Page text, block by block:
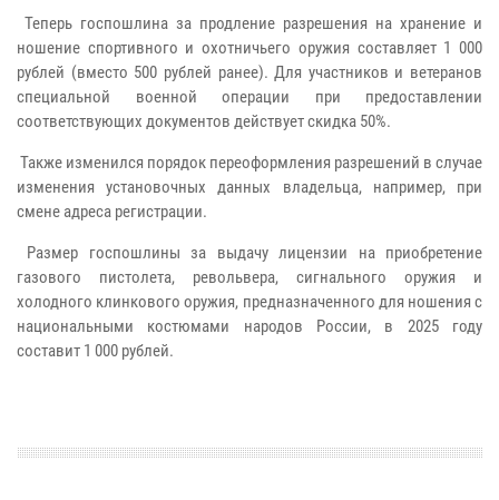
Теперь госпошлина за продление разрешения на хранение и
ношение спортивного и охотничьего оружия составляет 1 000
рублей (вместо 500 рублей ранее). Для участников и ветеранов
специальной военной операции при предоставлении
соответствующих документов действует скидка 50%.
Также изменился порядок переоформления разрешений в случае
изменения установочных данных владельца, например, при
смене адреса регистрации.
Размер госпошлины за выдачу лицензии на приобретение
газового пистолета, револьвера, сигнального оружия и
холодного клинкового оружия, предназначенного для ношения с
национальными костюмами народов России, в 2025 году
составит 1 000 рублей.